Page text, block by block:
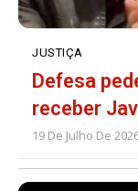
JUSTIÇA
Defesa
receber
19 De Julho De